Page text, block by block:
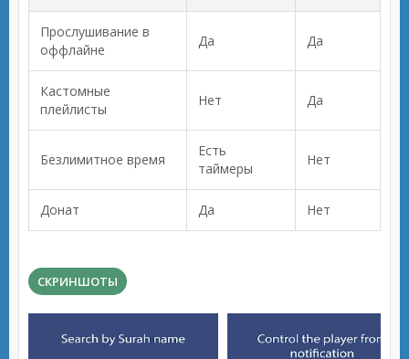
Прослушивание в
оффлайне
Да Да
Кастомные
плейлисты
Нет Да
Безлимитное время
Есть
таймеры
Нет
Донат Да Нет
СКРИНШОТЫ